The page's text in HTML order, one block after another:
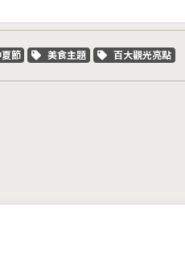
字標籤
節 關鍵字標籤
美食主題 關鍵字標籤
百大觀光亮點